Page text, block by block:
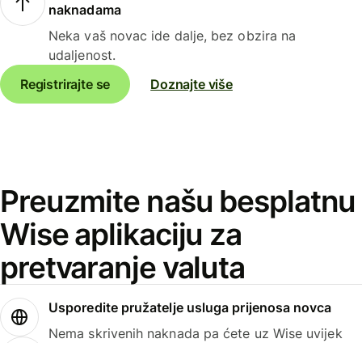
naknadama
Neka vaš novac ide dalje, bez obzira na
udaljenost.
Registrirajte se
Doznajte više
Preuzmite našu besplatnu
Wise aplikaciju za
pretvaranje valuta
Usporedite pružatelje usluga prijenosa novca
Nema skrivenih naknada pa ćete uz Wise uvijek